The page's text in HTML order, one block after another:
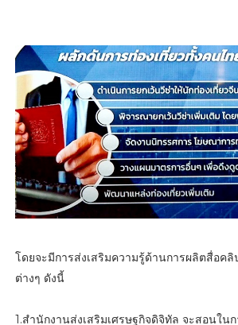
โดยจะมีการส่งเสริมความรู้ด้านการผลิตสื่อค
ต่างๆ ดังนี้
1.สำนักงานส่งเสริมเศรษฐกิจดิจิทัล จะสอนใน